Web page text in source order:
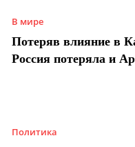
В мире
Потеряв влияние в
Россия потеряла и
Политика